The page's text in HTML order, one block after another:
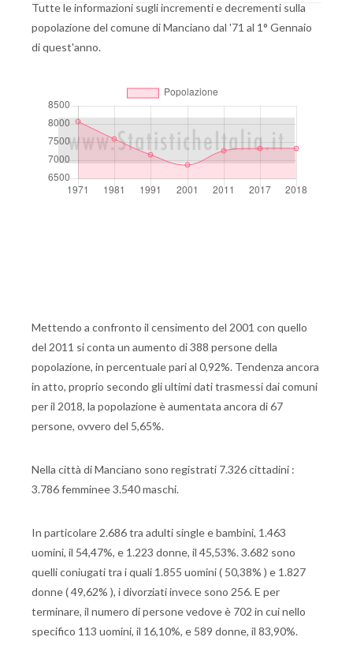
Tutte le informazioni sugli incrementi e decrementi sulla
popolazione del comune di Manciano dal '71 al 1° Gennaio
di quest'anno.
Mettendo a confronto il censimento del 2001 con quello
del 2011 si conta un aumento di 388 persone della
popolazione, in percentuale pari al 0,92%. Tendenza ancora
in atto, proprio secondo gli ultimi dati trasmessi dai comuni
per il 2018, la popolazione è aumentata ancora di 67
persone, ovvero del 5,65%.
Nella città di Manciano sono registrati 7.326 cittadini :
3.786 femminee 3.540 maschi.
In particolare 2.686 tra adulti single e bambini, 1.463
uomini, il 54,47%, e 1.223 donne, il 45,53%. 3.682 sono
quelli coniugati tra i quali 1.855 uomini ( 50,38% ) e 1.827
donne ( 49,62% ), i divorziati invece sono 256. E per
terminare, il numero di persone vedove è 702 in cui nello
specifico 113 uomini, il 16,10%, e 589 donne, il 83,90%.